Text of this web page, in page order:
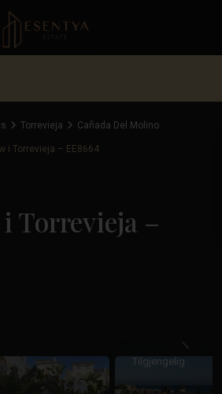
Torrevieja Cañada Del Molino
i Torrevieja – EE8664
Torrevieja –
Tilgjengelig